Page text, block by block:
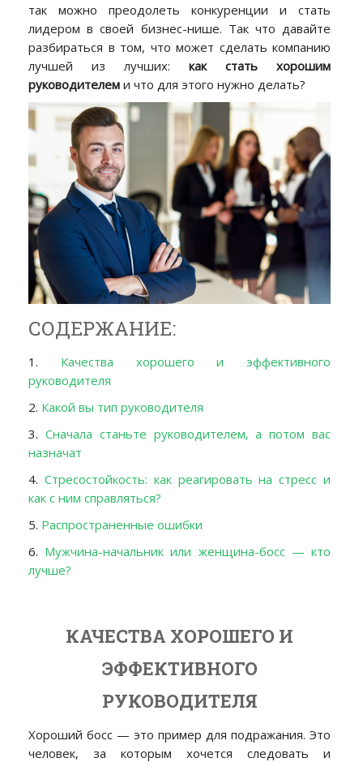
так можно преодолеть конкуренции и стать
лидером в своей бизнес-нише. Так что давайте
разбираться в том, что может сделать компанию
лучшей из лучших: как стать хорошим
руководителем и что для этого нужно делать?
СОДЕРЖАНИЕ:
1. Качества хорошего и эффективного
руководителя
2. Какой вы тип руководителя
3. Сначала станьте руководителем, а потом вас
назначат
4. Стресостойкость: как реагировать на стресс и
как с ним справляться?
5. Распространенные ошибки
6. Мужчина-начальник или женщина-босс — кто
лучше?
КАЧЕСТВА ХОРОШЕГО И
ЭФФЕКТИВНОГО
РУКОВОДИТЕЛЯ
Хороший босс — это пример для подражания. Это
человек, за которым хочется следовать и